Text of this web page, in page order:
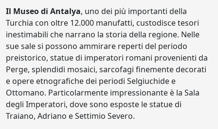
Il Museo di Antalya, uno dei più importanti della
Turchia con oltre 12.000 manufatti, custodisce tesori
inestimabili che narrano la storia della regione. Nelle
sue sale si possono ammirare reperti del periodo
preistorico, statue di imperatori romani provenienti da
Perge, splendidi mosaici, sarcofagi finemente decorati
e opere etnografiche dei periodi Selgiuchide e
Ottomano. Particolarmente impressionante è la Sala
degli Imperatori, dove sono esposte le statue di
Traiano, Adriano e Settimio Severo.